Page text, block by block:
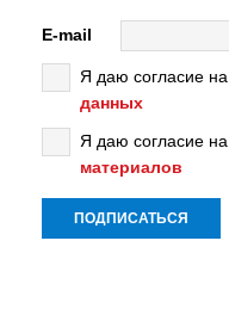
E-mail
Я даю согласие на
данных
Я даю согласие на
материалов